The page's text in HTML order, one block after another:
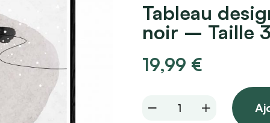
Tableau
noir – Taille
19,99 €
Tableau